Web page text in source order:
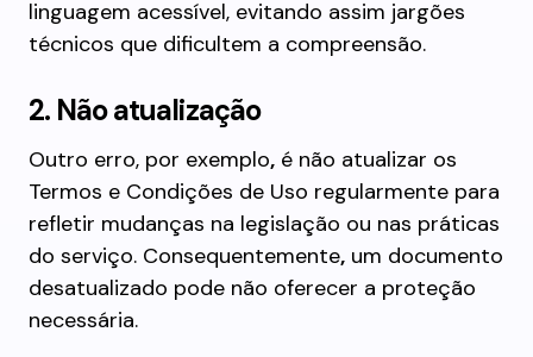
linguagem acessível, evitando assim jargões
técnicos que dificultem a compreensão.
2. Não atualização
Outro erro, por exemplo, é não atualizar os
Termos e Condições de Uso regularmente para
refletir mudanças na legislação ou nas práticas
do serviço. Consequentemente, um documento
desatualizado pode não oferecer a proteção
necessária.